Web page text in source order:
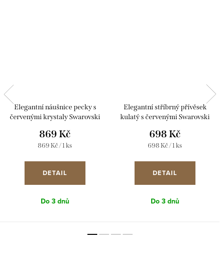
Elegantní náušnice pecky s
červenými krystaly Swarovski
869 Kč
Měrná
869 Kč / 1 ks
DETAIL
Do 3 dnů
Elegantní stříbrný přívěsek
kulatý s červenými Swarovski
698 Kč
Měrná
698 Kč / 1 ks
DETAIL
Do 3 dnů